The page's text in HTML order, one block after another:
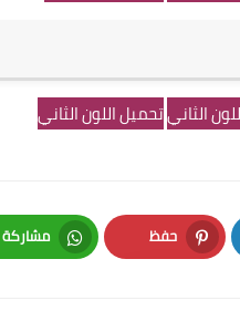
الثانيتحميل اللون الثاني
حفظ
Pinterest
مشاركة
Whatsapp